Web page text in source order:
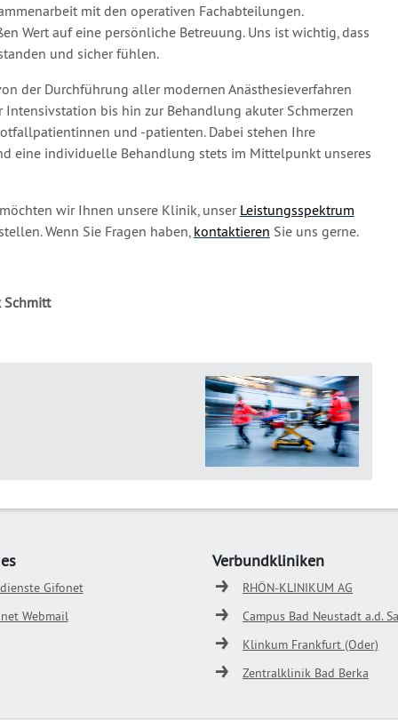
mit den operativen Fachabteilungen.
Wert auf eine persönliche Betreuung. Uns ist wichtig, dass
und sicher fühlen.
der Durchführung aller modernen Anästhesieverfahren
bis hin zur Behandlung akuter Schmerzen
und -patienten. Dabei stehen Ihre
eine individuelle Behandlung stets im Mittelpunkt unseres
wir Ihnen unsere Klinik, unser Leistungsspektrum
Wenn Sie Fragen haben, kontaktieren Sie uns gerne.
Schmitt
Gifonet
Webmail
Verbundkliniken
RHÖN-KLINIKUM AG
Campus Bad Neustadt a.d.
Klinkum Frankfurt (Oder)
Zentralklinik Bad Berka